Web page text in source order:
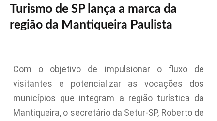
Turismo de SP lança a marca da
região da Mantiqueira Paulista
Com o objetivo de impulsionar o fluxo de
visitantes e potencializar as vocações dos
municípios que integram a região turística da
Mantiqueira, o secretário da Setur-SP, Roberto de